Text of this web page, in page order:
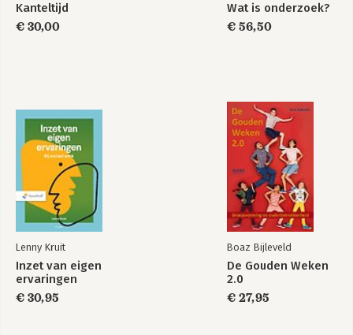
Kanteltijd
€ 30,00
Wat is onderzoek?
€ 56,50
Lenny Kruit
Inzet van eigen
ervaringen
€ 30,95
Boaz Bijleveld
De Gouden Weken
2.0
€ 27,95